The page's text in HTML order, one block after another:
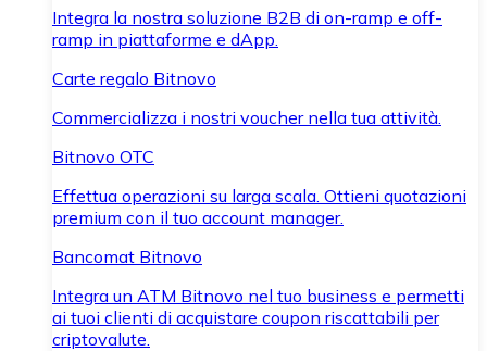
Integra la nostra soluzione B2B di on-ramp e off-
ramp in piattaforme e dApp.
Carte regalo Bitnovo
Commercializza i nostri voucher nella tua attività.
Bitnovo OTC
Effettua operazioni su larga scala. Ottieni quotazioni
premium con il tuo account manager.
Bancomat Bitnovo
Integra un ATM Bitnovo nel tuo business e permetti
ai tuoi clienti di acquistare coupon riscattabili per
criptovalute.